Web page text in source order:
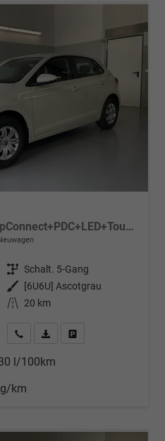
1.0 MPI Sitzheizung+AppConnect+PDC+LED+Touch+Lichtsensor+MultiLenkrad
Getriebe Schalt. 5-Gang
Außenfarbe
[6U6U] Ascotgrau
Kilometerstand 20 km
Wir rufen Sie anPDF-Datei, Fahrzeugexposé
l/100km
km